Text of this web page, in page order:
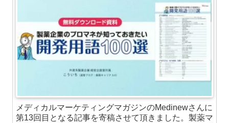
メディカルマーケティングマガジンのMedinewさんに
第13回目となる記事を寄稿させて頂きました。製薬マ